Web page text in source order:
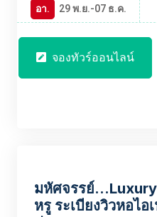
อา.
29 พ.ย.-07 ธ.ค.
จองทัวร์ออนไลน์
มหัศจรรย์
หรู ระเบียงวิวหอไอ